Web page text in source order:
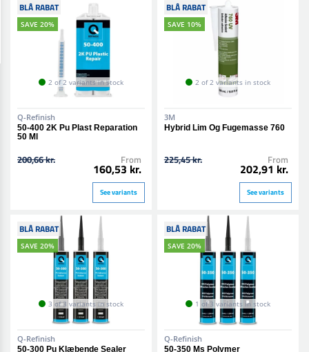
BLÅ RABAT
SAVE 20%
2 of 2 variants in stock
Q-Refinish
50-400 2K Pu Plast Reparation
50 Ml
200,66 kr. From
160,53 kr.
See variants
BLÅ RABAT
SAVE 10%
2 of 2 variants in stock
3M
Hybrid Lim Og Fugemasse 760
225,45 kr. From
202,91 kr.
See variants
BLÅ RABAT
SAVE 20%
3 of 3 variants in stock
Q-Refinish
50-300 Pu Klæbende Sealer
BLÅ RABAT
SAVE 20%
1 of 3 variants in stock
Q-Refinish
50-350 Ms Polymer